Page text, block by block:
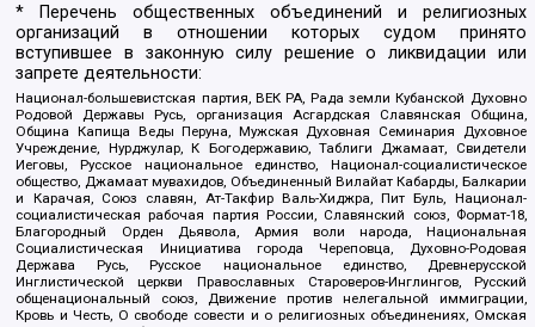
* Перечень общественных объединений и религиозных
организаций в отношении которых судом принято
вступившее в законную силу решение о ликвидации или
запрете деятельности:
Национал-большевистская партия, ВЕК РА, Рада земли Кубанской Духовно
Родовой Державы Русь, организация Асгардская Славянская Община,
Община Капища Веды Перуна, Мужская Духовная Семинария Духовное
Учреждение, Нурджулар, К Богодержавию, Таблиги Джамаат, Свидетели
Иеговы, Русское национальное единство, Национал-социалистическое
общество, Джамаат мувахидов, Объединенный Вилайат Кабарды, Балкарии
и Карачая, Союз славян, Ат-Такфир Валь-Хиджра, Пит Буль, Национал-
социалистическая рабочая партия России, Славянский союз, Формат-18,
Благородный Орден Дьявола, Армия воли народа, Национальная
Социалистическая Инициатива города Череповца, Духовно-Родовая
Держава Русь, Русское национальное единство, Древнерусской
Инглистической церкви Православных Староверов-Инглингов, Русский
общенациональный союз, Движение против нелегальной иммиграции,
Кровь и Честь, О свободе совести и о религиозных объединениях, Омская